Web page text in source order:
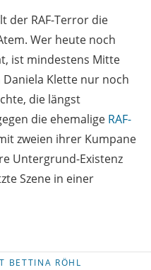
der RAF-Terror die
Wer heute noch
ist mindestens Mitte
Daniela Klette nur noch
die längst
die ehemalige RAF-
zweien ihrer Kumpane
Untergrund-Existenz
Szene in einer
BETTINA RÖHL